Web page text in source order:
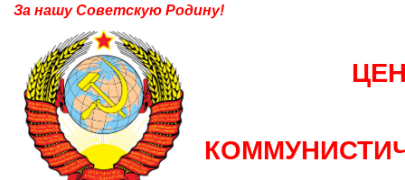
За нашу Советскую Родину!